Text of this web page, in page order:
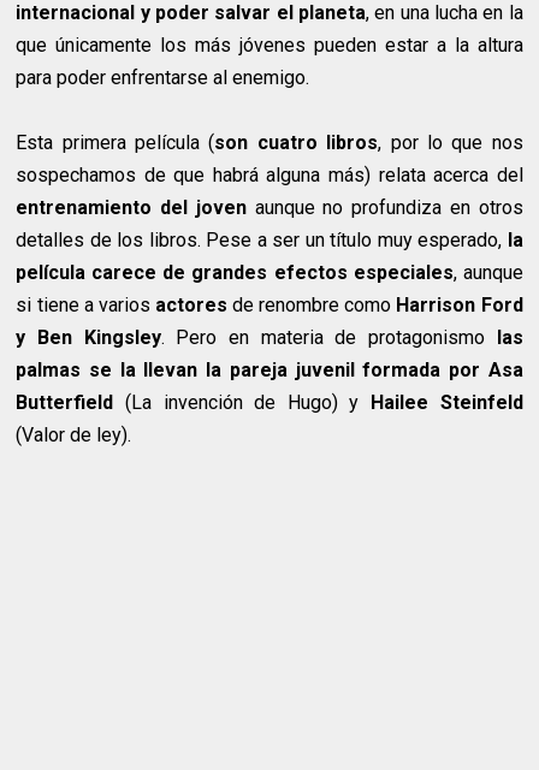
internacional y poder salvar el planeta, en una lucha en la
que únicamente los más jóvenes pueden estar a la altura
para poder enfrentarse al enemigo.
Esta primera película (son cuatro libros, por lo que nos
sospechamos de que habrá alguna más) relata acerca del
entrenamiento del jovenaunque no profundiza en otros
detalles de los libros. Pese a ser un título muy esperado, la
película carece de grandes efectos especiales, aunque
si tiene a varios actores de renombre como Harrison Ford
y Ben Kingsley. Pero en materia de protagonismo las
palmas se la llevan la pareja juvenil formada por Asa
Butterfield (La invención de Hugo) y Hailee Steinfeld
(Valor de ley).